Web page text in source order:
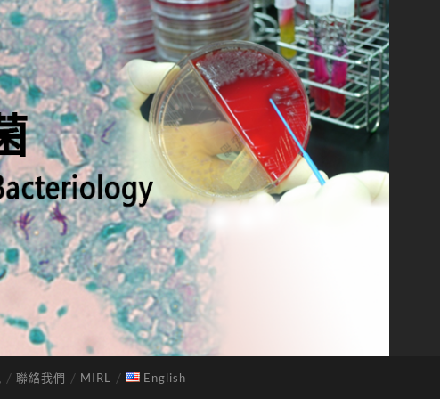
聯絡我們 MIRL English